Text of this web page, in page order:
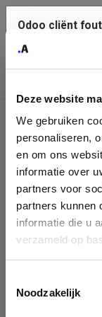
Deze website
We gebruiken
personaliseren,
en om ons
informatie over
partners voor
partners kunnen
informatie die u
verzameld op
Noodzakelijk
Identificatie
onderneming
Please fill in
You can search a
enterprise ID.
form. If you don't
Odoo cliënt fout
Je dient de
aan support.
Bekijk details